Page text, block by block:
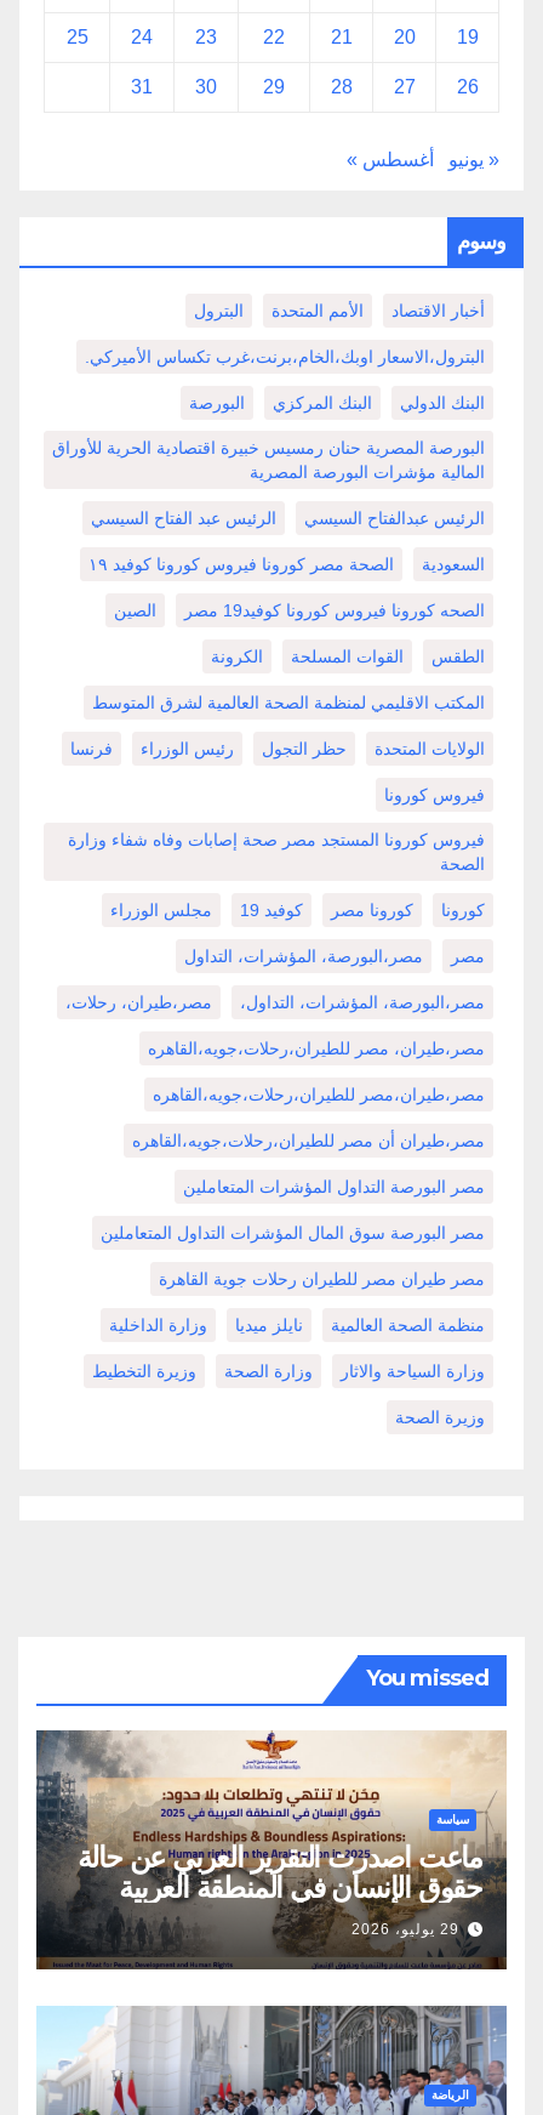
19
20
21
22
23
24
25
26
27
28
29
30
31
« يونيو أغسطس »
وسوم
أخبار الاقتصاد الأمم المتحدة البترول
البترول،الاسعار اوبك،الخام،برنت،غرب تكساس الأميركي.
البنك الدولي البنك المركزي البورصة
البورصة المصرية حنان رمسيس خبيرة اقتصادية الحرية للأوراق
المالية مؤشرات البورصة المصرية
الرئيس عبدالفتاح السيسي الرئيس عبد الفتاح السيسي
السعودية الصحة مصر كورونا فيروس كورونا كوفيد ١٩
الصحه كورونا فيروس كورونا كوفيد19 مصر الصين
الطقس القوات المسلحة الكرونة
المكتب الاقليمي لمنظمة الصحة العالمية لشرق المتوسط
الولايات المتحدة حظر التجول رئيس الوزراء فرنسا
فيروس كورونا
فيروس كورونا المستجد مصر صحة إصابات وفاه شفاء وزارة
الصحة
كورونا كورونا مصر كوفيد 19 مجلس الوزراء
مصر مصر،البورصة، المؤشرات، التداول
مصر،البورصة، المؤشرات، التداول، مصر،طيران، رحلات،
مصر،طيران، مصر للطيران،رحلات،جويه،القاهره
مصر،طيران،مصر للطيران،رحلات،جويه،القاهره
مصر،طيران أن مصر للطيران،رحلات،جويه،القاهره
مصر البورصة التداول المؤشرات المتعاملين
مصر البورصة سوق المال المؤشرات التداول المتعاملين
مصر طيران مصر للطيران رحلات جوية القاهرة
منظمة الصحة العالمية نايلز ميديا وزارة الداخلية
وزارة السياحة والاثار وزارة الصحة وزيرة التخطيط
وزيرة الصحة
You missed
سياسة
ماعت اصدرت التقرير العربي عن حالة
حقوق الإنسان في المنطقة العربية
29 يوليو، 2026
الرياضة